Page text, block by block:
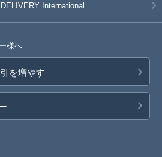
International
様へ
を増やす